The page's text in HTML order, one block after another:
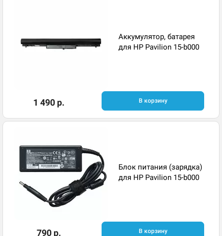
Аккумулятор, батарея
для HP Pavilion 15-b000
1 490 р. В корзину
Блок питания (зарядка)
для HP Pavilion 15-b000
790 р. В корзину